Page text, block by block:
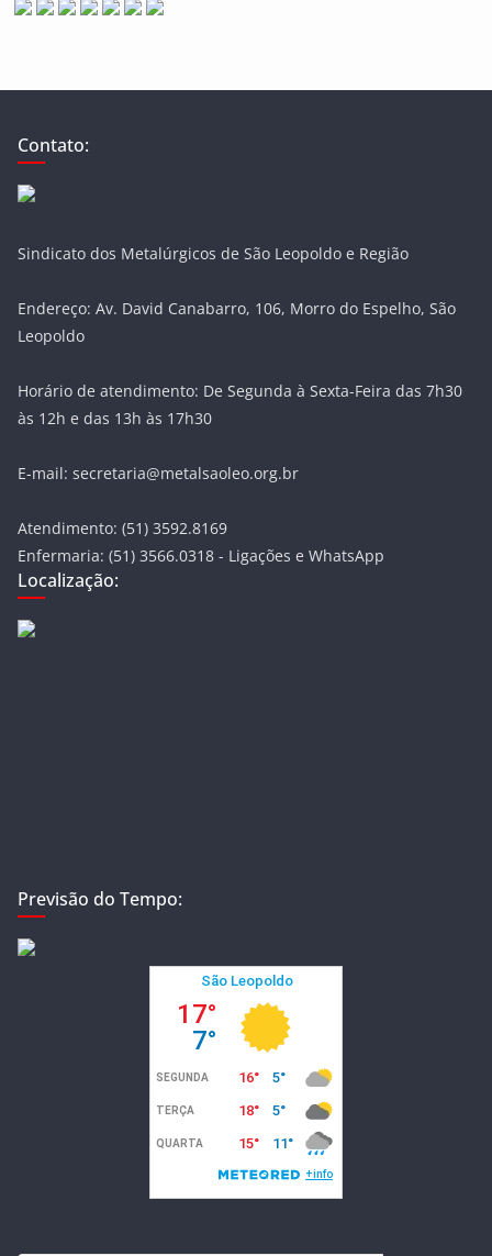
Contato:
Sindicato dos Metalúrgicos de São Leopoldo e Região
Endereço: Av. David Canabarro, 106, Morro do Espelho, São
Leopoldo
Horário de atendimento: De Segunda à Sexta-Feira das 7h30
às 12h e das 13h às 17h30
E-mail: secretaria@metalsaoleo.org.br
Atendimento: (51) 3592.8169
Enfermaria: (51) 3566.0318 - Ligações e WhatsApp
Localização:
Previsão do Tempo: